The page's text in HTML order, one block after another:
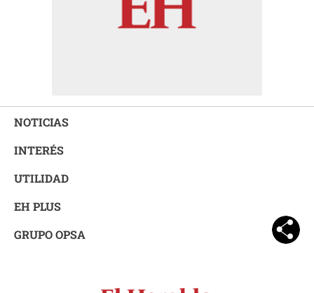
NOTICIAS
INTERÉS
UTILIDAD
EH PLUS
GRUPO OPSA